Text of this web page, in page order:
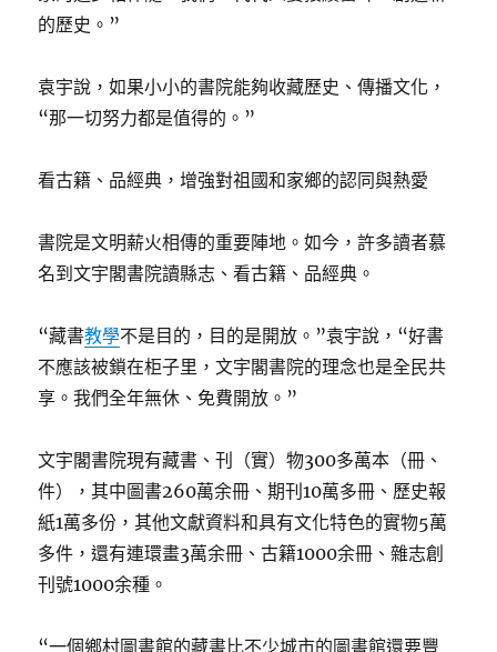
的歷史。”
袁宇說，如果小小的書院能夠收藏歷史、傳播文化，
“那一切努力都是值得的。”
看古籍、品經典，增強對祖國和家鄉的認同與熱愛
書院是文明薪火相傳的重要陣地。如今，許多讀者慕
名到文宇閣書院讀縣志、看古籍、品經典。
“藏書教學不是目的，目的是開放。”袁宇說，“好書
不應該被鎖在柜子里，文宇閣書院的理念也是全民共
享。我們全年無休、免費開放。”
文宇閣書院現有藏書、刊（實）物300多萬本（冊、
件），其中圖書260萬余冊、期刊10萬多冊、歷史報
紙1萬多份，其他文獻資料和具有文化特色的實物5萬
多件，還有連環畫3萬余冊、古籍1000余冊、雜志創
刊號1000余種。
“一個鄉村圖書館的藏書比不少城市的圖書館還要豐